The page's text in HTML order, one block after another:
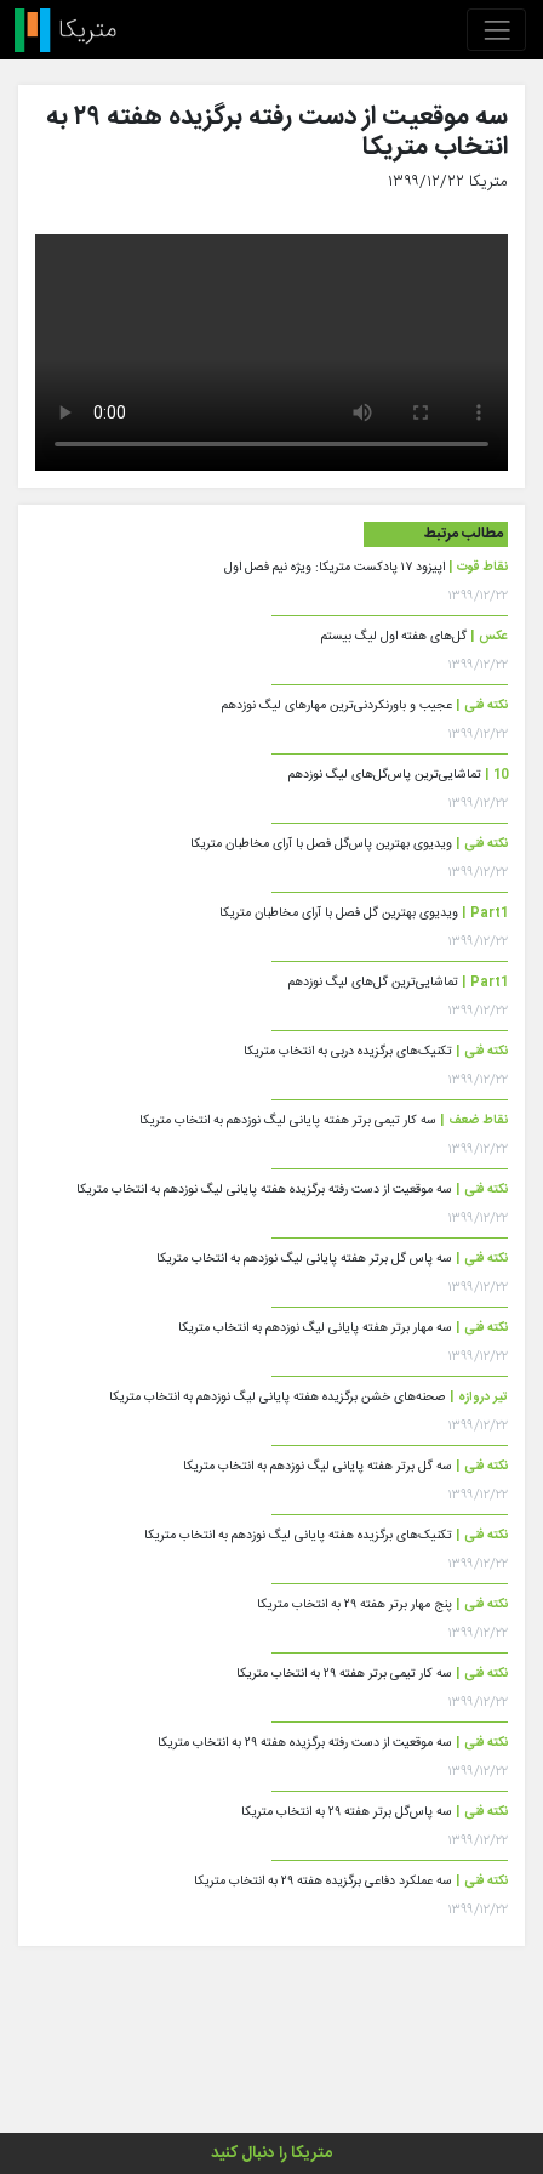
سه موقعیت از دست رفته برگزیده هفته ۲۹ به
انتخاب متریکا
متریکا ۱۳۹۹/۱۲/۲۲
مطالب مرتبط
نقاط قوت | اپیزود ۱۷ پادکست متریکا: ویژه نیم فصل اول
۱۳۹۹/۱۲/۲۲
عکس | گل‌های هفته اول لیگ بیستم
۱۳۹۹/۱۲/۲۲
نکته فنی | عجیب و باورنکردنی‌ترین مهارهای لیگ نوزدهم
۱۳۹۹/۱۲/۲۲
10 | تماشایی‌ترین پاس‌گل‌های لیگ نوزدهم
۱۳۹۹/۱۲/۲۲
نکته فنی | ویدیوی بهترین پاس‌گل فصل با آرای مخاطبان متریکا
۱۳۹۹/۱۲/۲۲
Part1 | ویدیوی بهترین گل فصل با آرای مخاطبان متریکا
۱۳۹۹/۱۲/۲۲
Part1 | تماشایی‌ترین گل‌های لیگ نوزدهم
۱۳۹۹/۱۲/۲۲
نکته فنی | تکنیک‌های برگزیده دربی به انتخاب متریکا
۱۳۹۹/۱۲/۲۲
نقاط ضعف | سه کار تیمی برتر هفته پایانی لیگ نوزدهم به انتخاب متریکا
۱۳۹۹/۱۲/۲۲
نکته فنی | سه موقعیت از دست رفته برگزیده هفته پایانی لیگ نوزدهم به انتخاب متریکا
۱۳۹۹/۱۲/۲۲
نکته فنی | سه پاس گل برتر هفته پایانی لیگ نوزدهم به انتخاب متریکا
۱۳۹۹/۱۲/۲۲
نکته فنی | سه مهار برتر هفته پایانی لیگ نوزدهم به انتخاب متریکا
۱۳۹۹/۱۲/۲۲
تیر دروازه | صحنه‌های خشن برگزیده هفته پایانی لیگ نوزدهم به انتخاب متریکا
۱۳۹۹/۱۲/۲۲
نکته فنی | سه گل برتر هفته پایانی لیگ نوزدهم به انتخاب متریکا
۱۳۹۹/۱۲/۲۲
نکته فنی | تکنیک‌های برگزیده هفته پایانی لیگ نوزدهم به انتخاب متریکا
۱۳۹۹/۱۲/۲۲
نکته فنی | پنج مهار برتر هفته ۲۹ به انتخاب متریکا
۱۳۹۹/۱۲/۲۲
نکته فنی | سه کار تیمی برتر هفته ۲۹ به انتخاب متریکا
۱۳۹۹/۱۲/۲۲
نکته فنی | سه موقعیت از دست رفته برگزیده هفته ۲۹ به انتخاب متریکا
۱۳۹۹/۱۲/۲۲
نکته فنی | سه پاس‌گل برتر هفته ۲۹ به انتخاب متریکا
۱۳۹۹/۱۲/۲۲
نکته فنی | سه عملکرد دفاعی برگزیده هفته ۲۹ به انتخاب متریکا
۱۳۹۹/۱۲/۲۲
متریکا را دنبال کنید